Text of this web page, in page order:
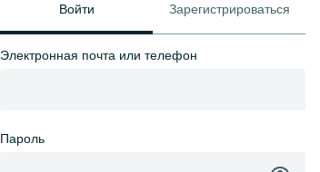
Войти Зарегистрироваться
Электронная почта или телефон
Пароль